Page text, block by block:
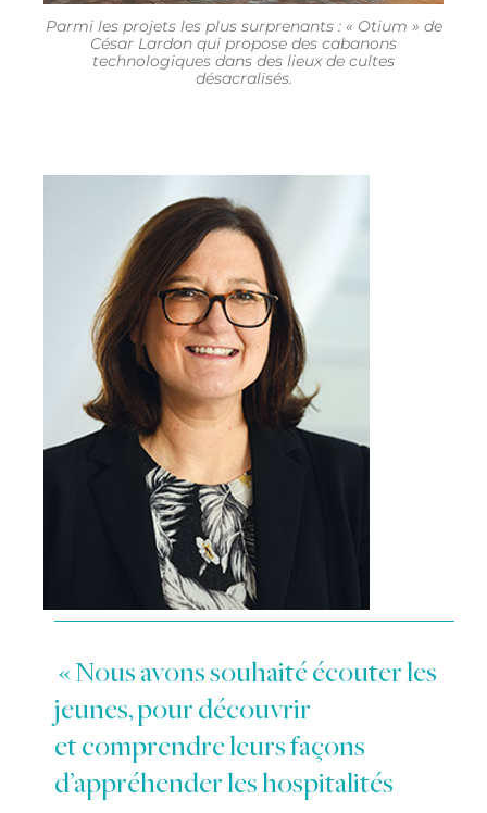
Parmi les projets les plus surprenants : « Otium » de
César Lardon qui propose des cabanons
technologiques dans des lieux de cultes
désacralisés.
« Nous avons souhaité écouter les
jeunes, pour découvrir
et comprendre leurs façons
d’appréhender les hospitalités